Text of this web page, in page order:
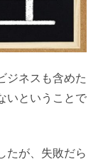
ジネスも含めた
いということで
たが、失敗だら